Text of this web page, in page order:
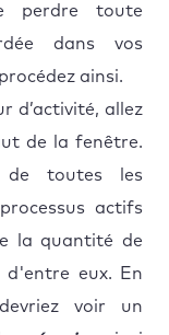
perdre toute
dans vos
ainsi.
d’activité, allez
de la fenêtre.
de toutes les
actifs
la quantité de
d'entre eux. En
voir un